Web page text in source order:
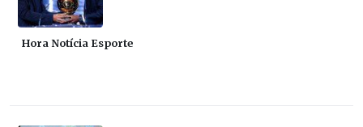
Hora Notícia Esporte